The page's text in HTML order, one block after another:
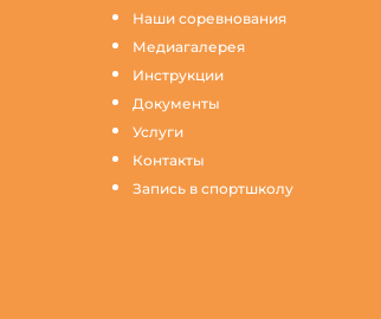
Наши соревнования
Медиагалерея
Инструкции
Документы
Услуги
Контакты
Запись в спортшколу